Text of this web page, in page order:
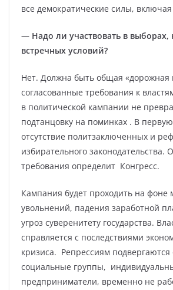
все демократические силы,
— Надо ли участвовать в выборах,
встречных условий?
Нет. Должна быть общая «дорожная
согласованные требования к
в политической кампании не
подтанцовку на поминках . В
отсутствие политзаключенных и
избирательного законодательства.
требования определит Конгресс.
Кампания будет проходить на фоне
увольнений, падения заработной
угроз суверенитету государства.
справляется с последствиями
кризиса. Репрессиям
социальные группы,
предприниматели, временно не